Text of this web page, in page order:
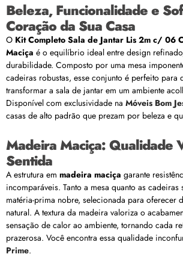
Beleza, Funcionalidade e
Coração da Sua Casa
O Kit Completo Sala de Jantar Lis 2m c/ 06
Maciça é o equilíbrio ideal entre design
durabilidade. Composto por uma mesa
cadeiras robustas, esse conjunto é perfeito para
transformar a sala de jantar em um ambiente
Disponível com exclusividade na Móveis Bom
casas de alto padrão que prezam por beleza e
Madeira Maciça: Qualidade
Sentida
A estrutura em madeira maciça garante
incomparáveis. Tanto a mesa quanto as
matéria-prima nobre, selecionada para oferecer
natural. A textura da madeira valoriza o
sensação de calor ao ambiente, tornando cada
prazerosa. Você encontra essa qualidade
Prime.